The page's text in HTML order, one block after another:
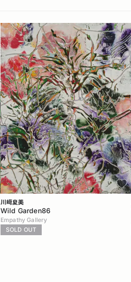
川﨑夏美
Wild Garden86
Empathy Gallery
SOLD OUT